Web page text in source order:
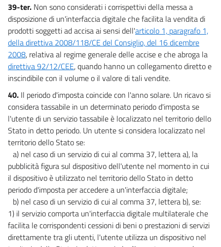
39-ter. Non sono considerati i corrispettivi della messa a
disposizione di un'interfaccia digitale che facilita la vendita di
prodotti soggetti ad accisa ai sensi dell'articolo 1, paragrafo 1,
della direttiva 2008/118/CE del Consiglio, del 16 dicembre
2008, relativa al regime generale delle accise e che abroga la
direttiva 92/12/CEE, quando hanno un collegamento diretto e
inscindibile con il volume o il valore di tali vendite.
40. Il periodo d'imposta coincide con l'anno solare. Un ricavo si
considera tassabile in un determinato periodo d'imposta se
l'utente di un servizio tassabile è localizzato nel territorio dello
Stato in detto periodo. Un utente si considera localizzato nel
territorio dello Stato se:
a) nel caso di un servizio di cui al comma 37, lettera a), la
pubblicità figura sul dispositivo dell'utente nel momento in cui
il dispositivo è utilizzato nel territorio dello Stato in detto
periodo d'imposta per accedere a un'interfaccia digitale;
b) nel caso di un servizio di cui al comma 37, lettera b), se:
1) il servizio comporta un'interfaccia digitale multilaterale che
facilita le corrispondenti cessioni di beni o prestazioni di servizi
direttamente tra gli utenti, l'utente utilizza un dispositivo nel